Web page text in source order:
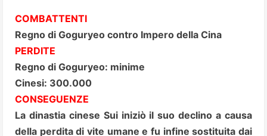
COMBATTENTI
Regno di Goguryeo contro Impero della Cina
PERDITE
Regno di Goguryeo: minime
Cinesi: 300.000
CONSEGUENZE
La dinastia cinese Sui iniziò il suo declino a causa
della perdita di vite umane e fu infine sostituita dai